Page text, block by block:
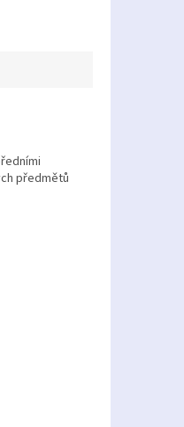
předmětů